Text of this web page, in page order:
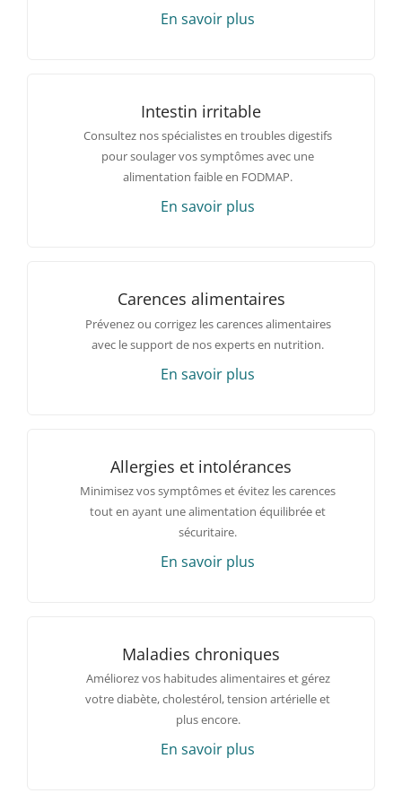
En savoir plus
Intestin irritable
Consultez nos spécialistes en troubles digestifs
pour soulager vos symptômes avec une
alimentation faible en FODMAP.
En savoir plus
Carences alimentaires
Prévenez ou corrigez les carences alimentaires
avec le support de nos experts en nutrition.
En savoir plus
Allergies et intolérances
Minimisez vos symptômes et évitez les carences
tout en ayant une alimentation équilibrée et
sécuritaire.
En savoir plus
Maladies chroniques
Améliorez vos habitudes alimentaires et gérez
votre diabète, cholestérol, tension artérielle et
plus encore.
En savoir plus